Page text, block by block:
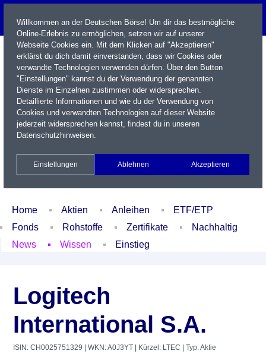
Name / WKN / ISIN / Kürzel
Xetra Realtime
Watchlist Portfolio Login
Home Aktien Anleihen
ETF/ETP
Fonds
Rohstoffe Zertifikate
Nachhaltig
News
Wissen Einstieg
Logitech
International S.A.
ISIN: CH0025751329 | WKN: A0J3YT | Kürzel: LTEC | Typ: Aktie
Willkommen an der Deutschen Börse! Um dir das bestmögliche
Online-Erlebnis zu ermöglichen, setzen wir auf unserer
Webseite Cookies ein. Mit dem Klicken auf "Akzeptieren"
erklärst du dich damit einverstanden, dass wir Cookies oder
verwandte Technologien verwenden dürfen. Über den Button
"Einstellungen" kannst du der Verwendung der genannten
Dienste im Einzelnen zustimmen oder widersprechen.
Detaillierte Informationen und wie du der Verwendung von
Cookies und verwandten Technologien auf dieser Website
jederzeit widersprechen kannst, findest du in unseren
Datenschutzhinweisen.
Einstellungen Ablehnen Akzeptieren